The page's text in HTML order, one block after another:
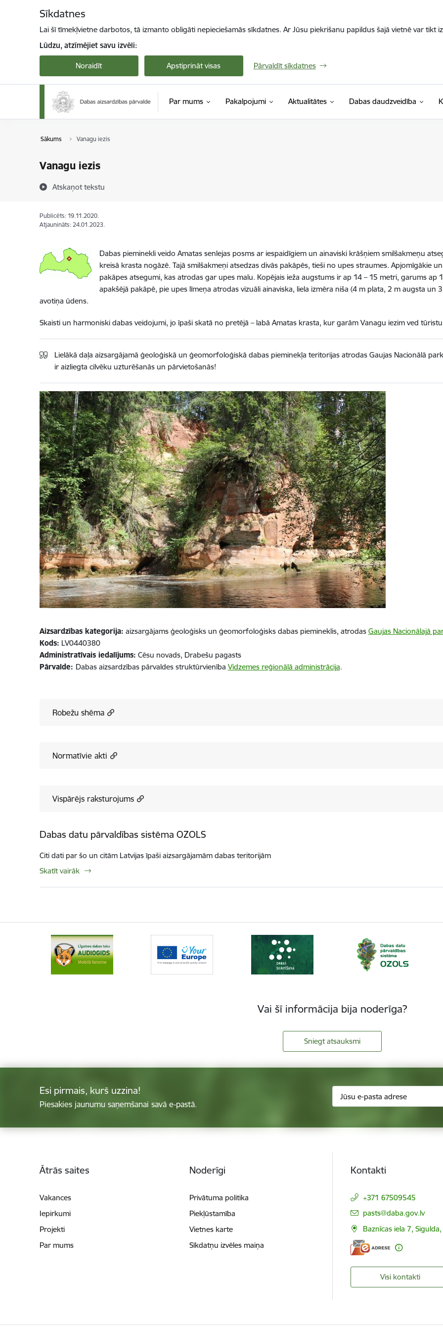
Sīkdatnes
Lai šī tīmekļvietne darbotos, tā izmanto obligāti nepieciešamās sīkdatnes. Ar Jūsu piekrišanu papildus šajā vietnē var tikt
Lūdzu, atzīmējiet savu izvēli:
Noraidīt Apstiprināt visas Pārvaldīt sīkdatnes
Par mums Pakalpojumi Aktualitātes Dabas daudzveidība
Sākums Vanagu iezis
Vanagu iezis
Atskaņot tekstu
Publicēts: 19.11.2020.
Atjaunināts: 24.01.2023.
Dabas pieminekli veido Amatas senlejas posms ar iespaidīgiem un ainaviski krāšņiem smilšakmeņu
kreisā krasta nogāzē. Tajā smilšakmeņi atsedzas divās pakāpēs, tieši no upes straumes. Apjomīgākie
pakāpes atsegumi, kas atrodas gar upes malu. Kopējais ieža augstums ir ap 14 – 15 metri, garums ap
apakšējā pakāpē, pie upes līmeņa atrodas vizuāli ainaviska, liela izmēra niša (4 m plata, 2 m augsta un
avotiņa ūdens.
Skaisti un harmoniski dabas veidojumi, jo īpaši skatā no pretējā – labā Amatas krasta, kur garām Vanagu iezim ved
Lielākā daļa aizsargājamā ģeoloģiskā un ģeomorfoloģiskā dabas pieminekļa teritorijas atrodas Gaujas Nacionālā
ir aizliegta cilvēku uzturēšanās un pārvietošanās!
Aizsardzības kategorija: aizsargājams ģeoloģisks un ģeomorfoloģisks dabas piemineklis, atrodas Gaujas Nacionālajā
Kods: LV0440380
Administratīvais iedalījums: Cēsu novads, Drabešu pagasts
Pārvalde: Dabas aizsardzības pārvaldes struktūrvienība Vidzemes reģionālā administrācija.
Robežu shēma
Normatīvie akti
Vispārējs raksturojums
Dabas datu pārvaldības sistēma OZOLS
Citi dati par šo un citām Latvijas īpaši aizsargājamām dabas teritorijām
Skatīt vairāk
Vai šī informācija bija noderīga?
Sniegt atsauksmi
Esi pirmais, kurš uzzina!
Piesakies jaunumu saņemšanai savā e-pastā.
Ātrās saites
Vakances
Iepirkumi
Projekti
Par mums
Noderīgi
Privātuma politika
Piekļūstamība
Vietnes karte
Sīkdatņu izvēles maiņa
Kontakti
+371 67509545
E-pasts:
pasts@daba.gov.lv
Baznīcas iela 7,
Visi kontakti